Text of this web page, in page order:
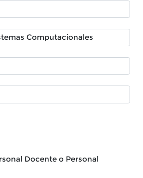
Docente o Personal